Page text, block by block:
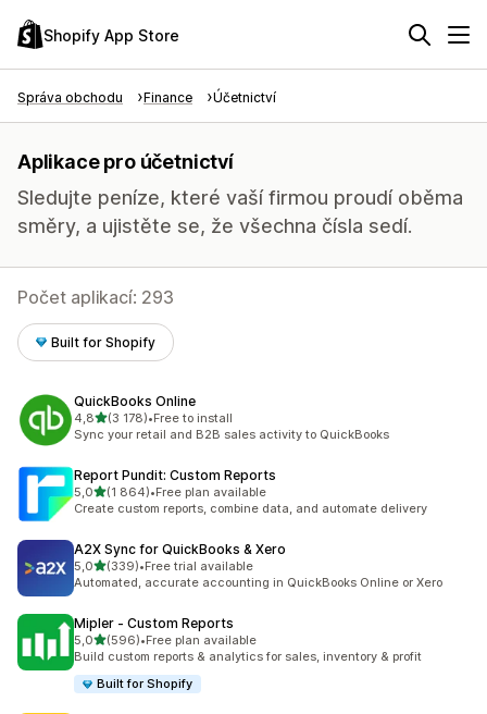
Shopify App Store
Správa obchodu Finance Účetnictví
Aplikace pro účetnictví
Sledujte peníze, které vaší firmou proudí oběma
směry, a ujistěte se, že všechna čísla sedí.
Počet aplikací: 293
Built for Shopify
QuickBooks Online
4,8z 5 hvězd
(3 178)
Celkový počet recenzí: 3178
•Free to install
Sync your retail and B2B sales activity to QuickBooks
Report Pundit: Custom Reports
5,0z 5 hvězd
(1 864)
Celkový počet recenzí: 1864
•Free plan available
Create custom reports, combine data, and automate delivery
A2X Sync for QuickBooks & Xero
5,0z 5 hvězd
(339)
Celkový počet recenzí: 339
•Free trial available
Automated, accurate accounting in QuickBooks Online or Xero
Mipler ‑ Custom Reports
5,0z 5 hvězd
(596)
Celkový počet recenzí: 596
•Free plan available
Build custom reports & analytics for sales, inventory & profit
Built for Shopify